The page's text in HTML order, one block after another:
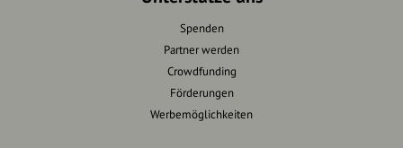
Spenden
Partner werden
Crowdfunding
Förderungen
Werbemöglichkeiten